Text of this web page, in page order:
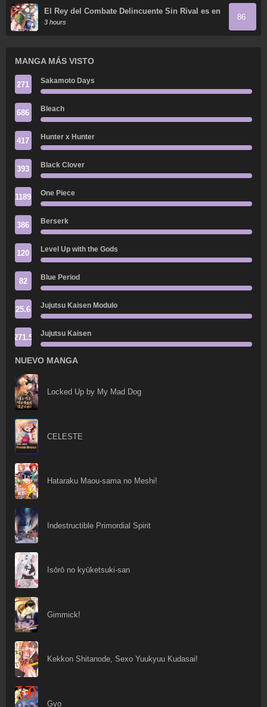
El Rey del Combate Delincuente Sin Rival es en
Realidad un Sanador en el Mundo del Juego
3 hours
86
MANGA MÁS VISTO
271 Sakamoto Days
686 Bleach
417 Hunter x Hunter
393 Black Clover
1189 One Piece
386 Berserk
120 Level Up with the Gods
82 Blue Period
25.6 Jujutsu Kaisen Modulo
271.5 Jujutsu Kaisen
NUEVO MANGA
Locked Up by My Mad Dog
CELESTE
Hataraku Maou-sama no Meshi!
Indestructible Primordial Spirit
Isōrō no kyūketsuki-san
Gimmick!
Kekkon Shitanode, Sexo Yuukyuu Kudasai!
Gyo